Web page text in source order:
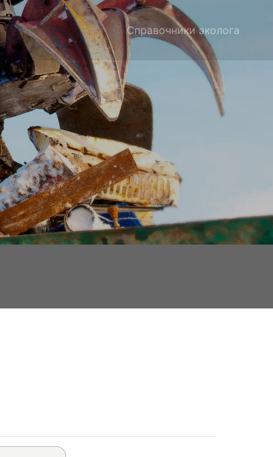
Справочники эколога